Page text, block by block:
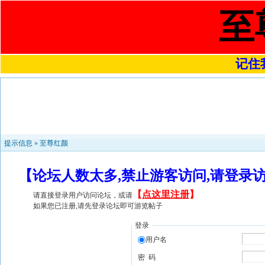
至
记住
提示信息 » 至尊红颜
【论坛人数太多,禁止游客访问,请登
请直接登录用户访问论坛，或请 【 点这里注册】
如果您已注册,请先登录论坛即可游览帖子
登录
用户名
密 码